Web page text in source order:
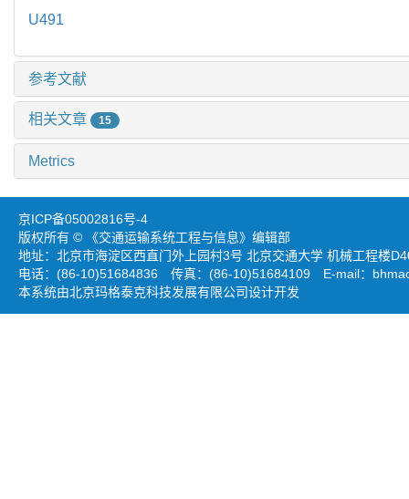
U491
参考文献
相关文章 15
Metrics
京ICP备05002816号-4
版权所有 © 《交通运输系统工程与信息》编辑部
地址：北京市海淀区西直门外上园村3号 北京交通大学 机械工程楼
电话：(86-10)51684836 传真：(86-10)51684109 E-mail：
本系统由北京玛格泰克科技发展有限公司设计开发